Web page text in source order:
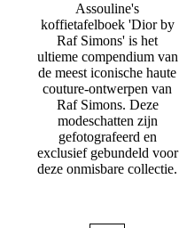
Assouline's
koffietafelboek 'Dior by
Raf Simons' is het
ultieme compendium van
de meest iconische haute
couture-ontwerpen van
Raf Simons. Deze
modeschatten zijn
gefotografeerd en
exclusief gebundeld voor
deze onmisbare collectie.